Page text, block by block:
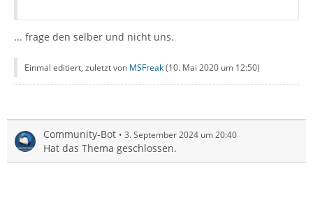
... frage den selber und nicht uns.
Einmal editiert, zuletzt von MSFreak(10. Mai 2020 um 12:50)
Community-Bot 3. September 2024 um 20:40
Hat das Thema geschlossen.